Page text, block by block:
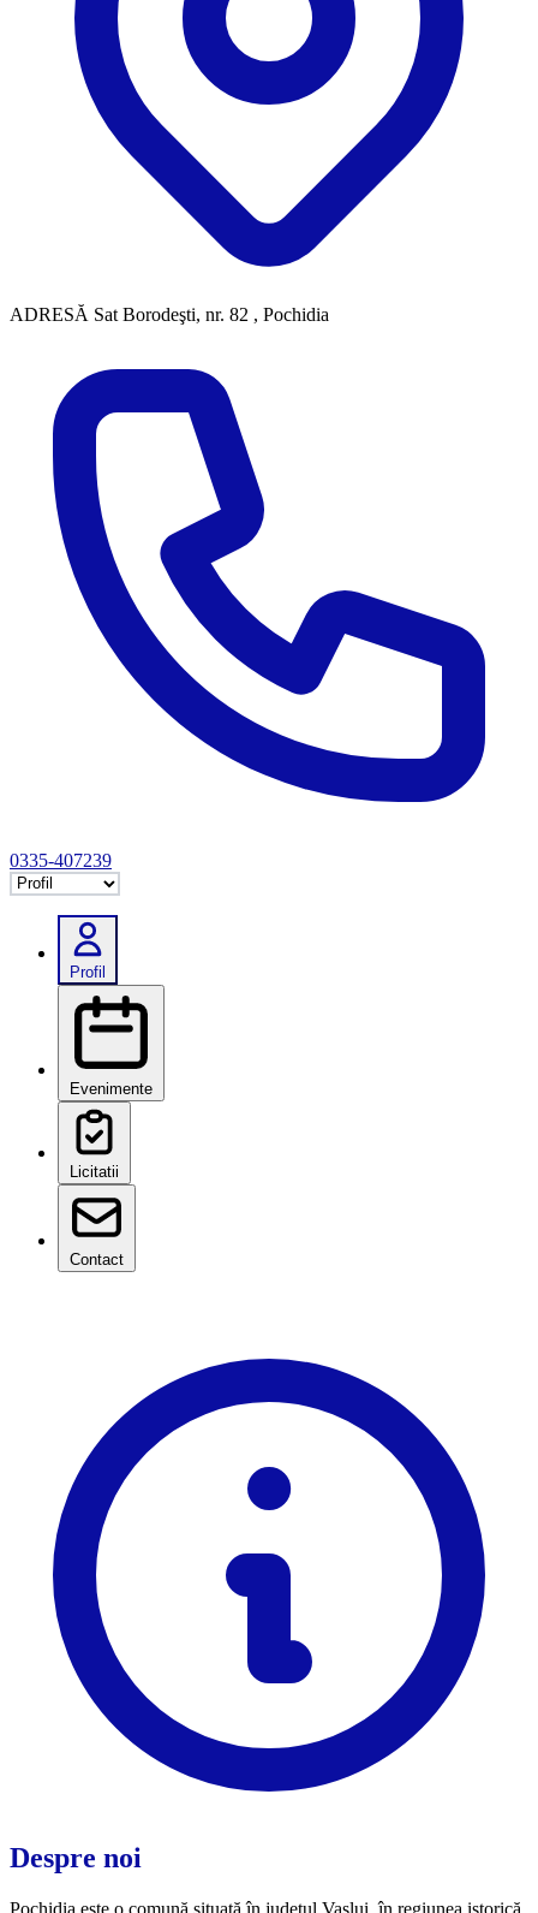
ADRESĂ Sat Borodeşti, nr. 82 , Pochidia
0335-407239
Selectează tab
Profil
Evenimente
Licitatii
Contact
Despre noi
Pochidia este o comună situată în județul Vaslui, în regiunea istorică